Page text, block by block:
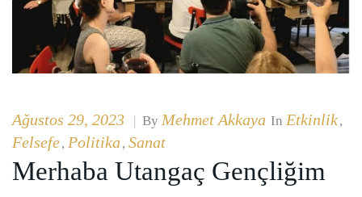
Ağustos 29, 2023 | By Mehmet Akkaya In Etkinlik,
Felsefe, Politika, Sanat
Merhaba Utangaç Gençliğim